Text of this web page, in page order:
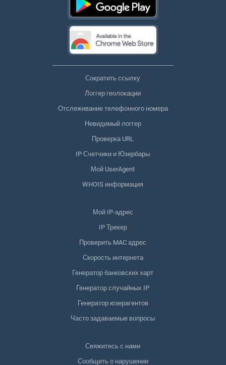
Сократить ссылку
Логгер геолокации
Отслеживание телефонного номера
Невидимый логгер
Проверка URL
IP Счетчики и Юзербары
Мой UserAgent
WHOIS информация
Мой IP-адрес
IP Трекер
Проверить MAC адрес
Скорость интернета
Генератор банковских карт
Генератор случайных IP
Генератор юзерагентов
Часто задаваемые вопросы
Свяжитесь с нами
Сообщить о нарушении